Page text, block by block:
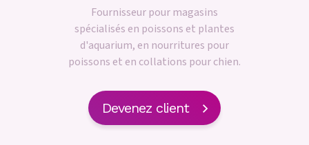
Fournisseur pour magasins
spécialisés en poissons et plantes
d'aquarium, en nourritures pour
poissons et en collations pour chien.
Devenez client